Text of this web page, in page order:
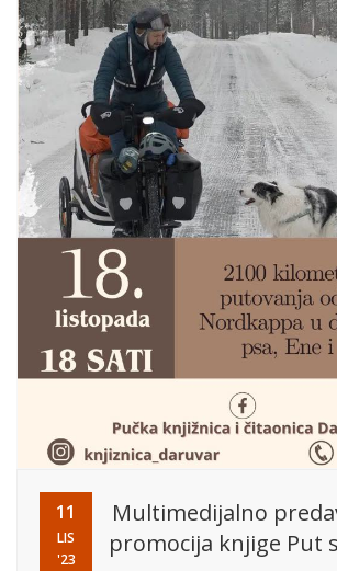
11
LIS
'23
Multimedijalno
promocija knjige Put